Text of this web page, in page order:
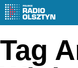
Tag